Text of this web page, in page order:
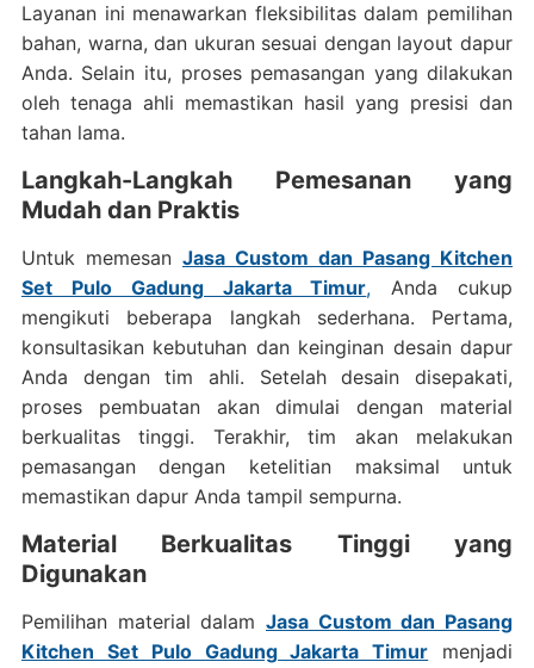
Layanan ini menawarkan fleksibilitas dalam pemilihan
bahan, warna, dan ukuran sesuai dengan layout dapur
Anda. Selain itu, proses pemasangan yang dilakukan
oleh tenaga ahli memastikan hasil yang presisi dan
tahan lama.
Langkah-Langkah Pemesanan yang
Mudah dan Praktis
Untuk memesan Jasa Custom dan Pasang Kitchen
Set Pulo Gadung Jakarta Timur, Anda cukup
mengikuti beberapa langkah sederhana. Pertama,
konsultasikan kebutuhan dan keinginan desain dapur
Anda dengan tim ahli. Setelah desain disepakati,
proses pembuatan akan dimulai dengan material
berkualitas tinggi. Terakhir, tim akan melakukan
pemasangan dengan ketelitian maksimal untuk
memastikan dapur Anda tampil sempurna.
Material Berkualitas Tinggi yang
Digunakan
Pemilihan material dalam Jasa Custom dan Pasang
Kitchen Set Pulo Gadung Jakarta Timur menjadi